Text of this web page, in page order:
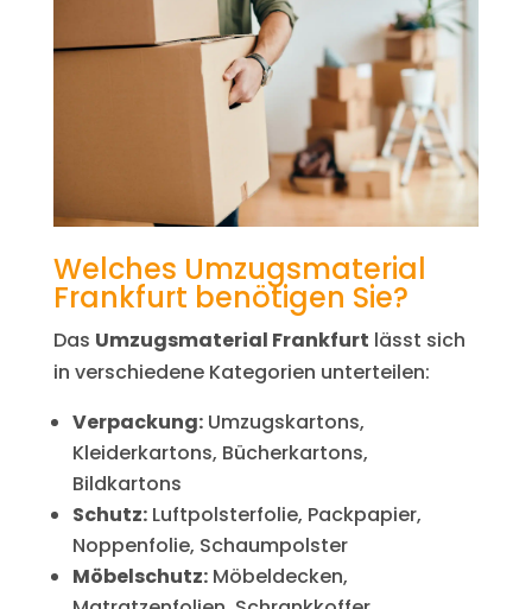
Welches Umzugsmaterial
Frankfurt benötigen Sie?
Das Umzugsmaterial Frankfurt lässt sich
in verschiedene Kategorien unterteilen:
Verpackung:Umzugskartons,
Kleiderkartons, Bücherkartons,
Bildkartons
Schutz:Luftpolsterfolie, Packpapier,
Noppenfolie, Schaumpolster
Möbelschutz:Möbeldecken,